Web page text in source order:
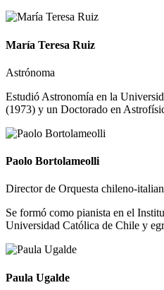
María Teresa Ruiz
Astrónoma
Estudió Astronomía en la
(1973) y un Doctorado en
Paolo Bortolameolli
Director de Orquesta chileno-
Se formó como pianista en el
Universidad Católica de Chile y
Paula Ugalde